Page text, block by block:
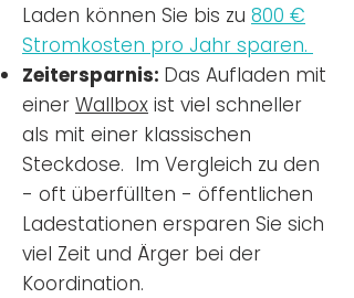
Laden können Sie bis zu 800 €
Stromkosten pro Jahr sparen.
Zeitersparnis: Das Aufladen mit
einer Wallbox ist viel schneller
als mit einer klassischen
Steckdose. Im Vergleich zu den
- oft überfüllten - öffentlichen
Ladestationen ersparen Sie sich
viel Zeit und Ärger bei der
Koordination.